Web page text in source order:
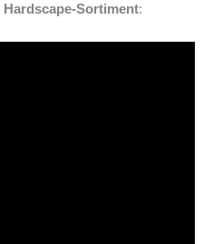
Hardscape-Sortiment: